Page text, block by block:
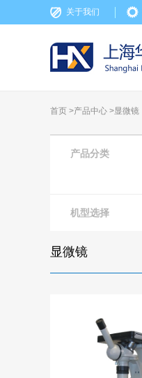
关于我们
首页 >产品中心 >显微镜
产品分类
机型选择
显微镜